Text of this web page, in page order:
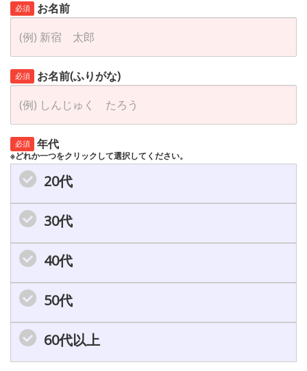
必須 お名前
必須 お名前(ふりがな)
必須 年代
※どれか一つをクリックして選択してください。
20代
30代
40代
50代
60代以上